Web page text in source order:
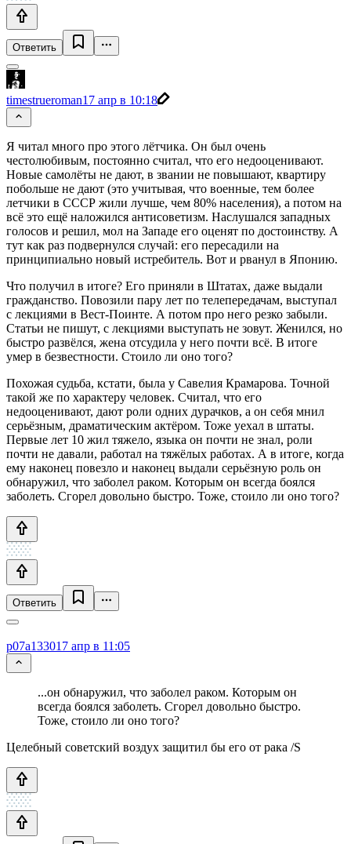
Ответить
timestrueroman17 апр в 10:18
Я читал много про этого лётчика. Он был очень
честолюбивым, постоянно считал, что его недооценивают.
Новые самолёты не дают, в звании не повышают, квартиру
побольше не дают (это учитывая, что военные, тем более
летчики в СССР жили лучше, чем 80% населения), а потом на
всё это ещё наложился антисоветизм. Наслушался западных
голосов и решил, мол на Западе его оценят по достоинству. А
тут как раз подвернулся случай: его пересадили на
принципиально новый истребитель. Вот и рванул в Японию.
Что получил в итоге? Его приняли в Штатах, даже выдали
гражданство. Повозили пару лет по телепередачам, выступал
с лекциями в Вест-Поинте. А потом про него резко забыли.
Статьи не пишут, с лекциями выступать не зовут. Женился, но
быстро развёлся, жена отсудила у него почти всё. В итоге
умер в безвестности. Стоило ли оно того?
Похожая судьба, кстати, была у Савелия Крамарова. Точной
такой же по характеру человек. Считал, что его
недооценивают, дают роли одних дурачков, а он себя мнил
серьёзным, драматическим актёром. Тоже уехал в штаты.
Первые лет 10 жил тяжело, языка он почти не знал, роли
почти не давали, работал на тяжёлых работах. А в итоге, когда
ему наконец повезло и наконец выдали серьёзную роль он
обнаружил, что заболел раком. Которым он всегда боялся
заболеть. Сгорел довольно быстро. Тоже, стоило ли оно того?
Ответить
p07a133017 апр в 11:05
...он обнаружил, что заболел раком. Которым он
всегда боялся заболеть. Сгорел довольно быстро.
Тоже, стоило ли оно того?
Целебный советский воздух защитил бы его от рака /S